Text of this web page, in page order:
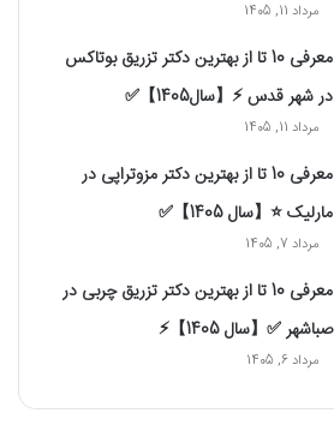
مرداد 11, 1405
معرفی 10 تا از بهترین دکتر تزریق بوتاکس
در شهر قدس ⚡️【سال1405】✅
مرداد 11, 1405
معرفی 10 تا از بهترین دکتر مزوتراپی در
مارلیک ⭐【سال 1405】✅
مرداد 7, 1405
معرفی 10 تا از بهترین دکتر تزریق چربی در
صباشهر ✅【سال 1405】⚡
مرداد 6, 1405